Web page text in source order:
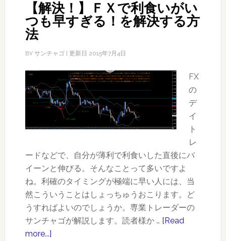
【解決！】ＦＸで利食いがい
つも早すぎる！を解決する方
法
BY サンチャゴ| 更新日 2015年7月4日
FX
の
デ
イ
ト
レ
ードなどで、自分が薄利で利食いした直後にバ
イーンと伸びる。そんなことって多いですよ
ね。利確のタイミングが極端に早い人には、当
然こういうことはしょっちゅうおこります。ど
うすればよいのでしょうか。専業トレーダーの
サンチャゴが解説します。読者様か … [Read
more...]